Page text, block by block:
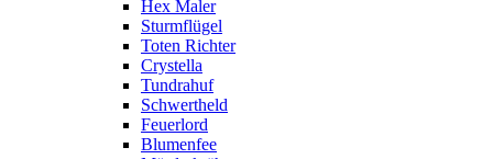
Hex Maler
Sturmflügel
Toten Richter
Crystella
Tundrahuf
Schwertheld
Feuerlord
Blumenfee